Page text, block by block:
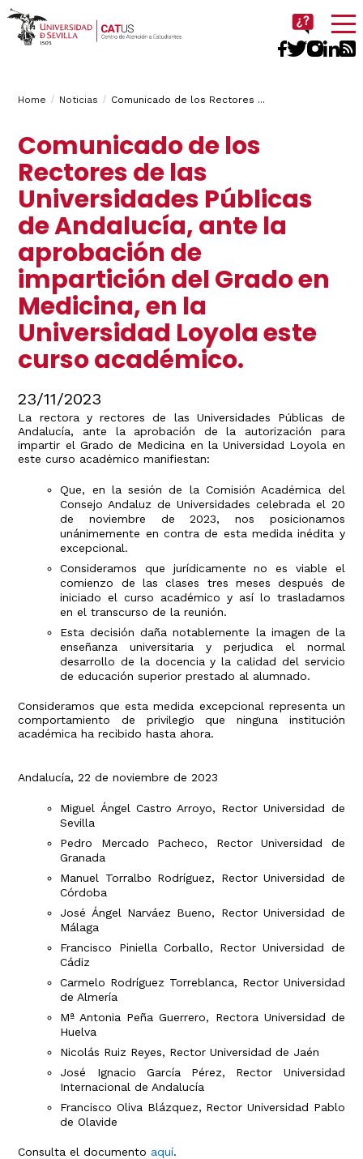
Imagen
Breadcrumbs
You
here:
Home Noticias Comunicado de los Rectores ...
Comunicado de los
Rectores de las
Universidades Públicas
de Andalucía, ante la
aprobación de
impartición del Grado en
Medicina, en la
Universidad Loyola este
curso académico.
23/11/2023
La rectora y rectores de las Universidades Públicas de
Andalucía, ante la aprobación de la autorización para
impartir el Grado de Medicina en la Universidad Loyola en
este curso académico manifiestan:
Que, en la sesión de la Comisión Académica del
Consejo Andaluz de Universidades celebrada el 20
de noviembre de 2023, nos posicionamos
unánimemente en contra de esta medida inédita y
excepcional.
Consideramos que jurídicamente no es viable el
comienzo de las clases tres meses después de
iniciado el curso académico y así lo trasladamos
en el transcurso de la reunión.
Esta decisión daña notablemente la imagen de la
enseñanza universitaria y perjudica el normal
desarrollo de la docencia y la calidad del servicio
de educación superior prestado al alumnado.
Consideramos que esta medida excepcional representa un
comportamiento de privilegio que ninguna institución
académica ha recibido hasta ahora.
Andalucía, 22 de noviembre de 2023
Miguel Ángel Castro Arroyo, Rector Universidad de
Sevilla
Pedro Mercado Pacheco, Rector Universidad de
Granada
Manuel Torralbo Rodríguez, Rector Universidad de
Córdoba
José Ángel Narváez Bueno, Rector Universidad de
Málaga
Francisco Piniella Corballo, Rector Universidad de
Cádiz
Carmelo Rodríguez Torreblanca, Rector Universidad
de Almería
Mª Antonia Peña Guerrero, Rectora Universidad de
Huelva
Nicolás Ruiz Reyes, Rector Universidad de Jaén
José Ignacio García Pérez, Rector Universidad
Internacional de Andalucía
Francisco Oliva Blázquez, Rector Universidad Pablo
de Olavide
Consulta el documento aquí.